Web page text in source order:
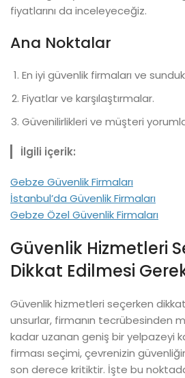
fiyatlarını da inceleyeceğiz.
Ana Noktalar
En iyi güvenlik firmaları ve
Fiyatlar ve karşılaştırmalar.
Güvenilirlikleri ve müşteri
İlgili içerik:
Gebze Güvenlik Firmaları
İstanbul’da Güvenlik Firmaları
Gebze Özel Güvenlik Firmaları
Güvenlik Hizmetleri
Dikkat Edilmesi
Güvenlik hizmetleri seçerken
unsurlar, firmanın tecrübesinden
kadar uzanan geniş bir yelpazeyi
firması seçimi, çevrenizin
son derece kritiktir. İşte bu noktada